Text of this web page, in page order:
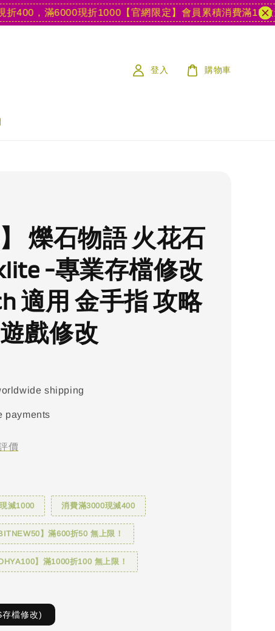
，滿6000現折1000【官網限定】會員累積消費滿15款遊戲
登入 購物車
】 爍石物語 火花石
-專業存檔修改
適用 金手指 攻略
戲修改
shipping
payments
價
減1000 消費滿3000現減400
】滿600折50 無上限！
】滿1000折100 無上限！
檔修改)